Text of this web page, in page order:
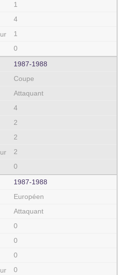
1
4
1
0
1987‑1988
Coupe
Attaquant
4
2
2
2
0
1987‑1988
Européen
Attaquant
0
0
0
0